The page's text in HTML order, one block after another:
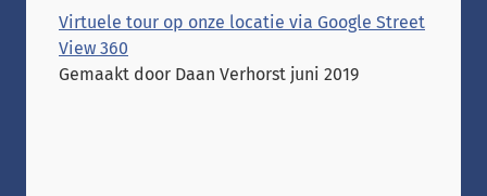
Virtuele tour op onze locatie via Google Street
View 360
Gemaakt door Daan Verhorst juni 2019